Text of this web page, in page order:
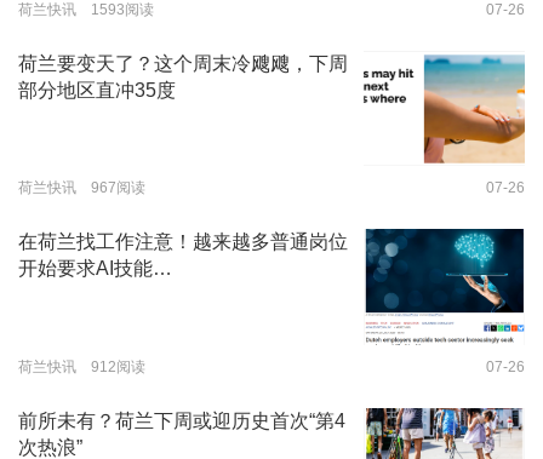
荷兰快讯 1593阅读 07-26
荷兰要变天了？这个周末冷飕飕，下周
部分地区直冲35度
荷兰快讯 967阅读 07-26
在荷兰找工作注意！越来越多普通岗位
开始要求AI技能…
荷兰快讯 912阅读 07-26
前所未有？荷兰下周或迎历史首次“第4
次热浪”